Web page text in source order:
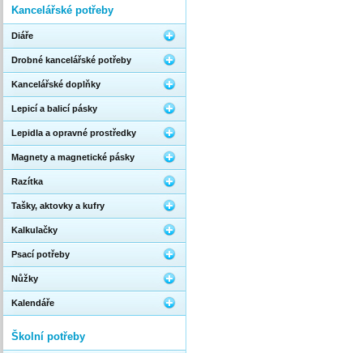
Kancelářské potřeby
Diáře
Drobné kancelářské potřeby
Kancelářské doplňky
Lepicí a balicí pásky
Lepidla a opravné prostředky
Magnety a magnetické pásky
Razítka
Tašky, aktovky a kufry
Kalkulačky
Psací potřeby
Nůžky
Kalendáře
Školní potřeby